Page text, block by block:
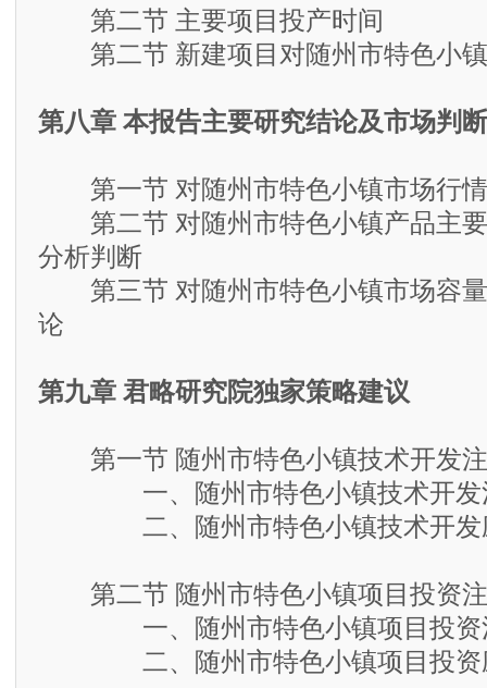
第二节 主要项目投产时间
第二节 新建项目对随州市特色小镇
第八章 本报告主要研究结论及市场判断
第一节 对随州市特色小镇市场行情
第二节 对随州市特色小镇产品主要
分析判断
第三节 对随州市特色小镇市场容量
论
第九章 君略研究院独家策略建议
第一节 随州市特色小镇技术开发注
一、随州市特色小镇技术开发
二、随州市特色小镇技术开发
第二节 随州市特色小镇项目投资注
一、随州市特色小镇项目投资
二、随州市特色小镇项目投资